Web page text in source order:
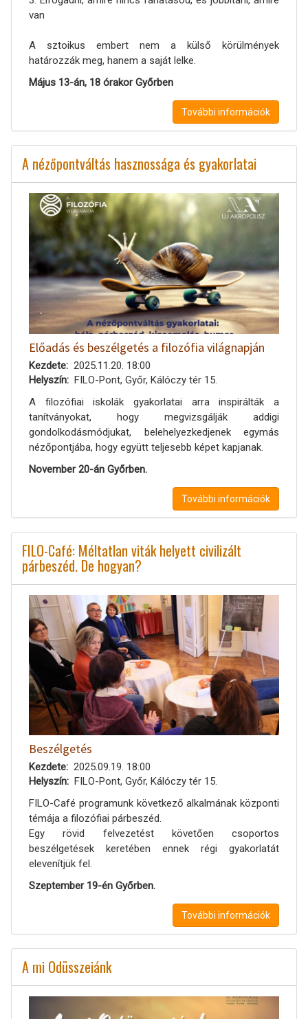
van
A sztoikus embert nem a külső körülmények
határozzák meg, hanem a saját lelke.
Május 13-án, 18 órakor Győrben
További információk
A nézőpontváltás hasznossága és gyakorlatai
Előadás és beszélgetés a filozófia világnapján
Kezdete
2025.11.20. 18:00
Helyszín
FILO-Pont, Győr, Kálóczy tér 15.
A filozófiai iskolák gyakorlatai arra inspirálták a
tanítványokat, hogy megvizsgálják addigi
gondolkodásmódjukat, belehelyezkedjenek egymás
nézőpontjába, hogy együtt teljesebb képet kapjanak.
November 20-án Győrben.
További információk
FILO-Café: Méltatlan viták helyett civilizált
párbeszéd. De hogyan?
Beszélgetés
Kezdete
2025.09.19. 18:00
Helyszín
FILO-Pont, Győr, Kálóczy tér 15.
FILO-Café programunk következő alkalmának központi
témája a filozófiai párbeszéd.
Egy rövid felvezetést követően csoportos
beszélgetések keretében ennek régi gyakorlatát
elevenítjük fel.
Szeptember 19-én Győrben.
További információk
A mi Odüsszeiánk